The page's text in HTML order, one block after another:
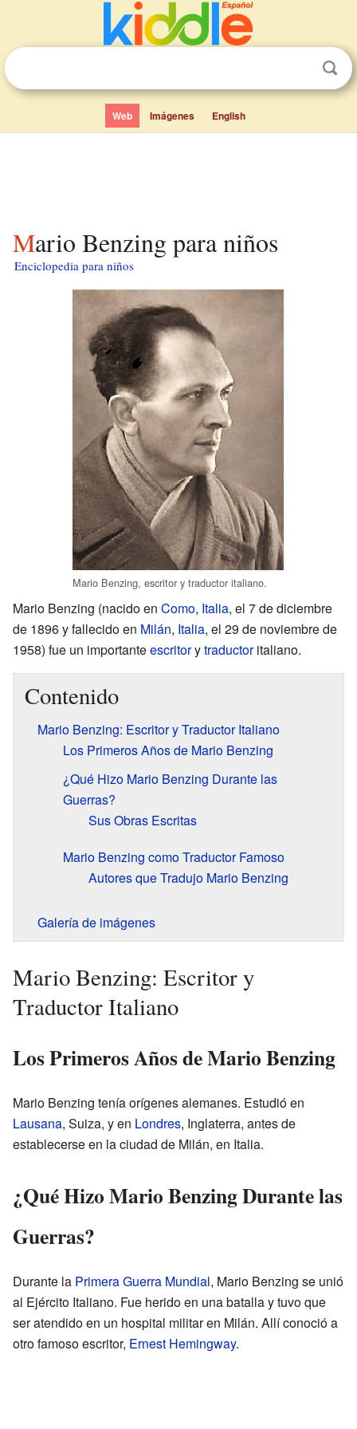
Web Imágenes English
Mario Benzing para niños
Enciclopedia para niños
Mario Benzing, escritor y traductor italiano.
Mario Benzing (nacido en Como, Italia, el 7 de diciembre
de 1896 y fallecido en Milán, Italia, el 29 de noviembre de
1958) fue un importanteescritorytraductoritaliano.
Contenido
Mario Benzing: Escritor y Traductor Italiano
Los Primeros Años de Mario Benzing
¿Qué Hizo Mario Benzing Durante las
Guerras?
Sus Obras Escritas
Mario Benzing como Traductor Famoso
Autores que Tradujo Mario Benzing
Galería de imágenes
Mario Benzing: Escritor y
Traductor Italiano
Los Primeros Años de Mario Benzing
Mario Benzing tenía orígenes alemanes. Estudió en
Lausana, Suiza, y en Londres, Inglaterra, antes de
establecerse en la ciudad de Milán, en Italia.
¿Qué Hizo Mario Benzing Durante las
Guerras?
Durante la Primera Guerra Mundial, Mario Benzing se unió
al Ejército Italiano. Fue herido en una batalla y tuvo que
ser atendido en un hospital militar en Milán. Allí conoció a
otro famoso escritor, Ernest Hemingway.